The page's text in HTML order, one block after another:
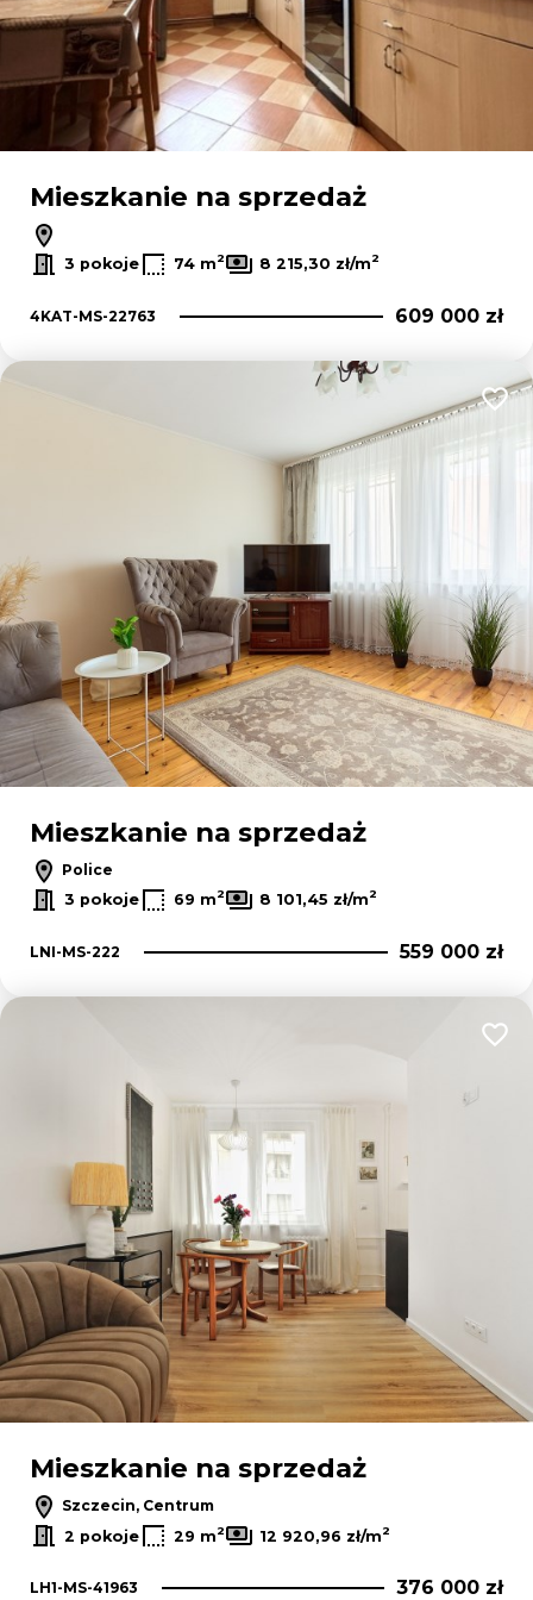
Mieszkanie na sprzedaż
3 pokoje 74 m2 8 215,30 zł/m2
4KAT-MS-22763 609 000 zł
Mieszkanie na sprzedaż
Police
3 pokoje
69 m2 8 101,45 zł/m2
LNI-MS-222 559 000 zł
Mieszkanie na sprzedaż
Szczecin, Centrum
2 pokoje
29 m2 12 920,96 zł/m2
LH1-MS-41963 376 000 zł